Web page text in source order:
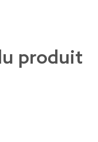
produit